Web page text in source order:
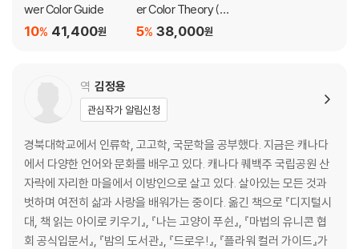
wer Color Guide
41,400원
10%
er Color Theory (한
국어판)38,000원
5%
역 김정용
관심작가 알림신청
경북대학교에서 인류학, 고고학, 국문학을 공부했다. 지금은 캐나다
에서 다양한 언어와 문화를 배우고 있다. 캐나다 퀘백주 국립공원 산
자락에 자리한 마을에서 이방인으로 살고 있다. 살아있는 모든 것과
벗하며 여전히 삶과 사랑을 배워가는 중이다. 옮긴 책으로 『디지털시
대, 책 읽는 아이로 키우기』, 『나는 고양이 푸쉰』, 『마법의 유니콘 협
회 공식입문서』, 『밤의 도서관』, 『드로우!』, 『플라워 컬러 가이드』가